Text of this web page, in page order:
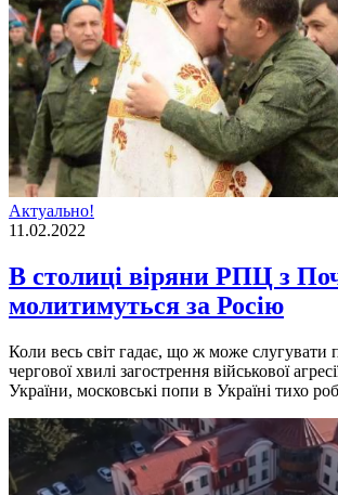
Актуально!
11.02.2022
В столиці віряни РПЦ з
молитимуться за Росію
Коли весь світ гадає, що ж може слугувати
чергової хвилі загострення військової
України, московські попи в Україні тихо